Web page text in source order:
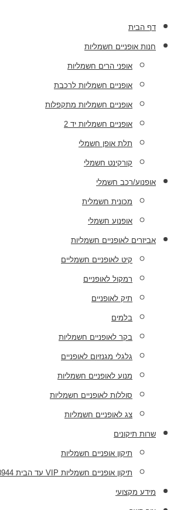
דף הבית
חנות אופניים חשמליות
אופני הרים חשמליות
אופניים חשמליות לרכבת
אופניים חשמליות מתקפלות
אופניים חשמליות יד 2
תלת אופן חשמלי
קורקינט חשמלי
אופנוע/רכב חשמלי
מכונית חשמלית
אופנוע חשמלי
אביזרים לאופניים חשמליות
קיט לאופניים חשמליים
רמקול לאופניים
תיק לאופניים
בלמים
בקר לאופניים חשמליות
גלגלי מגנזיום לאופניים
מנוע לאופניים חשמליות
סוללות לאופניים חשמליות
צג לאופניים חשמליות
שרות תיקונים
תיקון אופניים חשמליות
תיקון אופניים חשמליות VIP עד הבית 03-6918944
מידע מקצועי